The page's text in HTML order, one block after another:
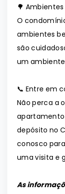
🌳
O
ambientes
são
um
📞 Entre em
Não perca a
apartamento
depósito no
conosco
uma visita e
As